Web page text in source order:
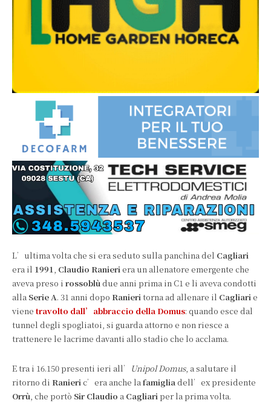
L’ultima volta che si era seduto sulla panchina del Cagliari
era il 1991 Claudio Ranieri era un allenatore emergente che
aveva preso i rossoblù due anni prima in C1 e li aveva condotti
alla Serie A. 31 anni dopo Ranieri torna ad allenare il Cagliari e
viene travolto dall’abbraccio della Domus: quando esce dal
tunnel degli spogliatoi, si guarda attorno e non riesce a
trattenere le lacrime davanti allo stadio che lo acclama.
E tra i 16.150 presenti ieri all’ Unipol Domus, a salutare il
ritorno di Ranieri c’era anche la famiglia dell’ex presidente
Orrù , che portò Sir Claudio a Cagliari per la prima volta.